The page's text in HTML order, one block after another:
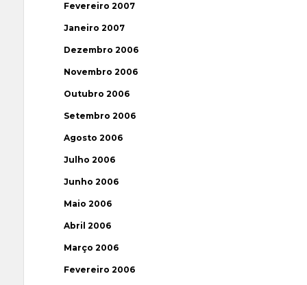
Fevereiro 2007
Janeiro 2007
Dezembro 2006
Novembro 2006
Outubro 2006
Setembro 2006
Agosto 2006
Julho 2006
Junho 2006
Maio 2006
Abril 2006
Março 2006
Fevereiro 2006